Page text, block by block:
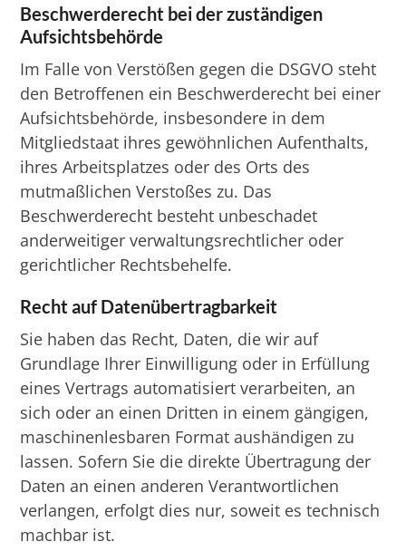
Beschwerde­recht bei der zuständigen
Aufsichts­behörde
Im Falle von Verstößen gegen die DSGVO steht
den Betroffenen ein Beschwerderecht bei einer
Aufsichtsbehörde, insbesondere in dem
Mitgliedstaat ihres gewöhnlichen Aufenthalts,
ihres Arbeitsplatzes oder des Orts des
mutmaßlichen Verstoßes zu. Das
Beschwerderecht besteht unbeschadet
anderweitiger verwaltungsrechtlicher oder
gerichtlicher Rechtsbehelfe.
Recht auf Daten­übertrag­barkeit
Sie haben das Recht, Daten, die wir auf
Grundlage Ihrer Einwilligung oder in Erfüllung
eines Vertrags automatisiert verarbeiten, an
sich oder an einen Dritten in einem gängigen,
maschinenlesbaren Format aushändigen zu
lassen. Sofern Sie die direkte Übertragung der
Daten an einen anderen Verantwortlichen
verlangen, erfolgt dies nur, soweit es technisch
machbar ist.